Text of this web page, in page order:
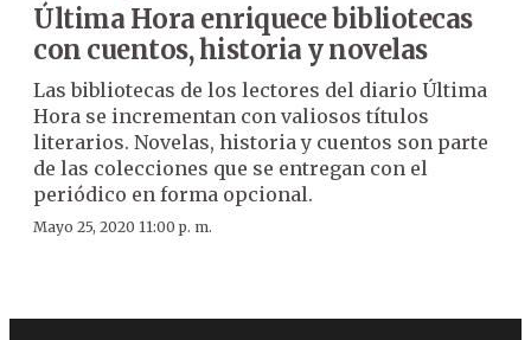
Última Hora enriquece bibliotecas
con cuentos, historia y novelas
Las bibliotecas de los lectores del diario Última
Hora se incrementan con valiosos títulos
literarios. Novelas, historia y cuentos son parte
de las colecciones que se entregan con el
periódico en forma opcional.
Mayo 25, 2020 11:00 p. m.